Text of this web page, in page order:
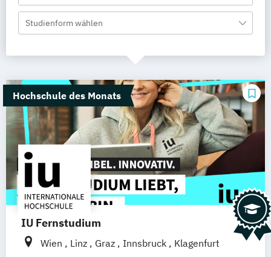
Studienform wählen
Hochschule des Monats
IU Fernstudium
Wien Linz Graz Innsbruck
Klagenfurt